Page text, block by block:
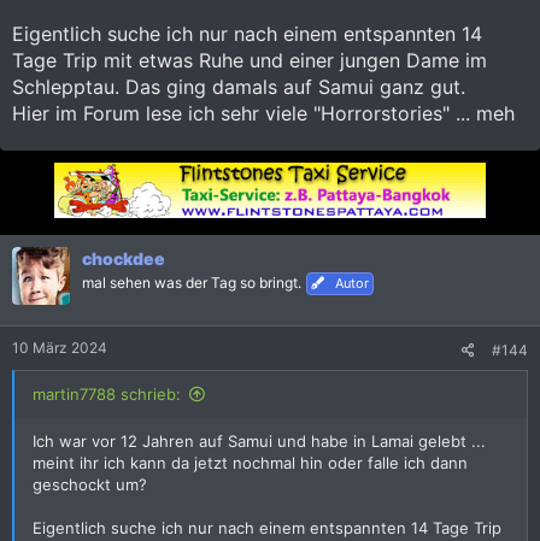
Eigentlich suche ich nur nach einem entspannten 14
Tage Trip mit etwas Ruhe und einer jungen Dame im
Schlepptau. Das ging damals auf Samui ganz gut.
Hier im Forum lese ich sehr viele "Horrorstories" ... meh
chockdee
mal sehen was der Tag so bringt. Autor
10 März 2024 #144
martin7788 schrieb:
Ich war vor 12 Jahren auf Samui und habe in Lamai gelebt ...
meint ihr ich kann da jetzt nochmal hin oder falle ich dann
geschockt um?
Eigentlich suche ich nur nach einem entspannten 14 Tage Trip